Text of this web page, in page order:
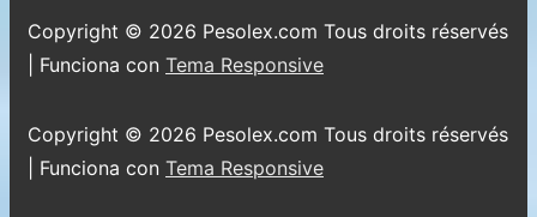
página
pie
de
página
Copyright © 2026 Pesolex.com Tous droits réservés
| Funciona con Tema Responsive
Copyright © 2026 Pesolex.com Tous droits réservés
| Funciona con Tema Responsive